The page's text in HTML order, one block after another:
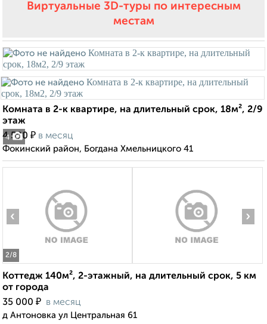
Виртуальные 3D-туры по интересным
местам
4
Комната в 2-к квартире, на длительный срок, 18м², 2/9
этаж
4 500 ₽ в месяц
Фокинский район, Богдана Хмельницкого 41
2/8
‹ ›
Коттедж 140м², 2-этажный, на длительный срок, 5 км
от города
35 000 ₽ в месяц
д Антоновка ул Центральная 61